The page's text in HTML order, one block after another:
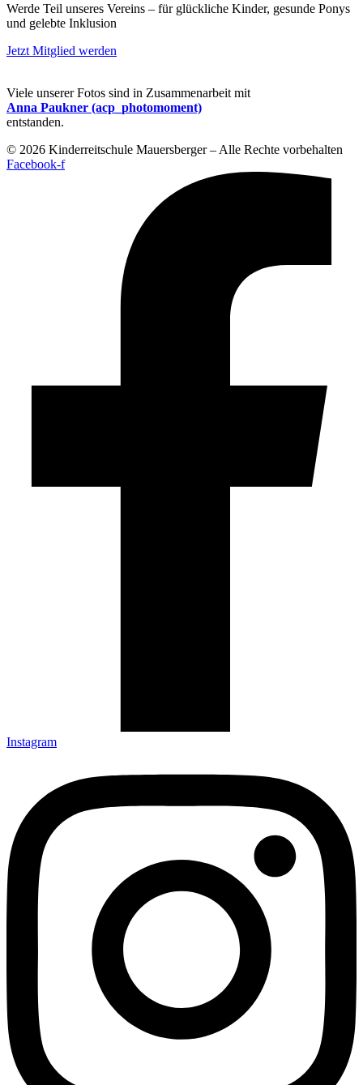
Werde Teil unseres Vereins – für glückliche Kinder, gesunde Ponys
und gelebte Inklusion
Jetzt Mitglied werden
Viele unserer Fotos sind in Zusammenarbeit mit
Anna Paukner (acp_photomoment)
entstanden.
© 2026 Kinderreitschule Mauersberger – Alle Rechte vorbehalten
Facebook-f
Instagram